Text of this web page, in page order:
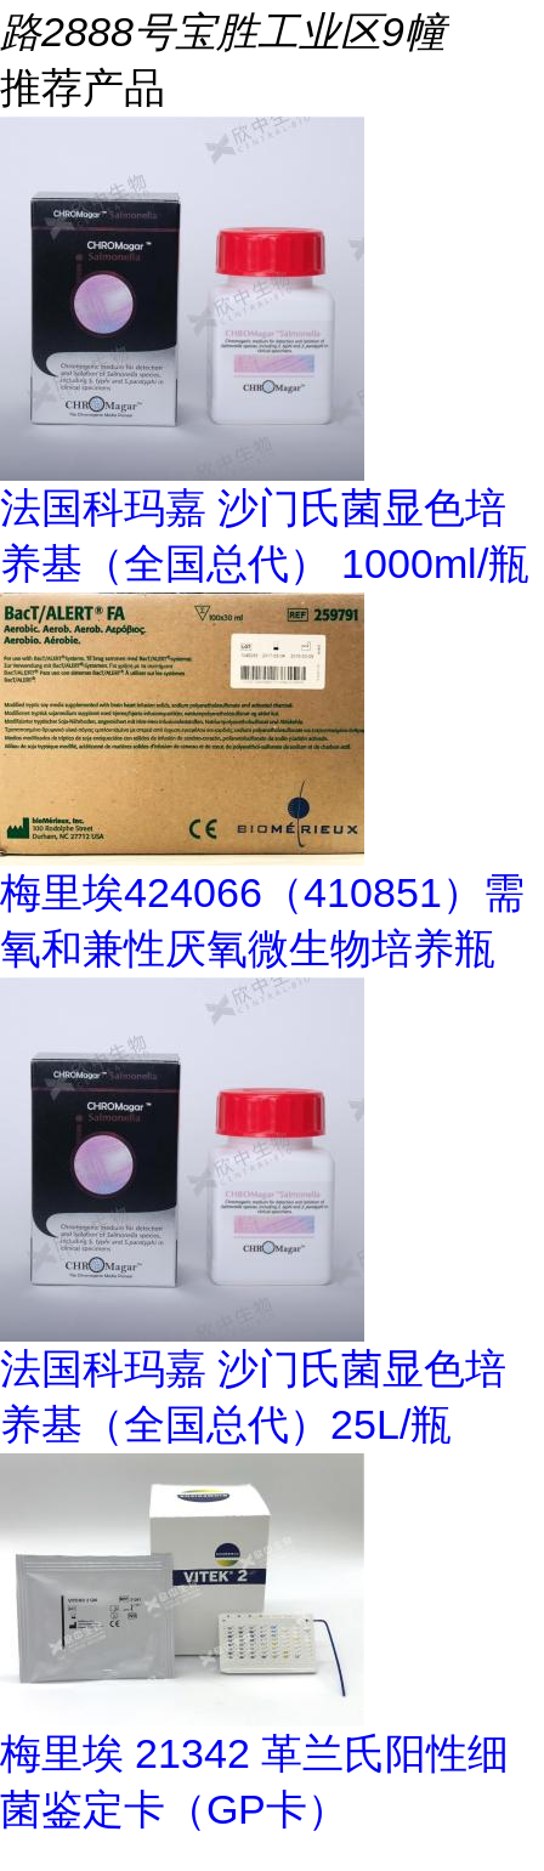
路2888号宝胜工业区9幢
推荐产品
法国科玛嘉 沙门氏菌显色培
养基（全国总代） 1000ml/瓶
梅里埃424066（410851）需
氧和兼性厌氧微生物培养瓶
法国科玛嘉 沙门氏菌显色培
养基（全国总代）25L/瓶
梅里埃 21342 革兰氏阳性细
菌鉴定卡（GP卡）